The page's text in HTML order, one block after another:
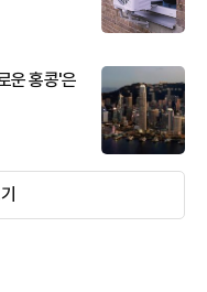
운 홍콩'은